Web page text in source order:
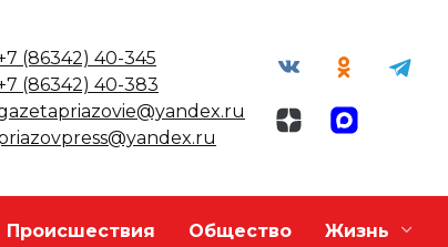
(86342) 40-345
(86342) 40-383
Происшествия Общество Жизнь